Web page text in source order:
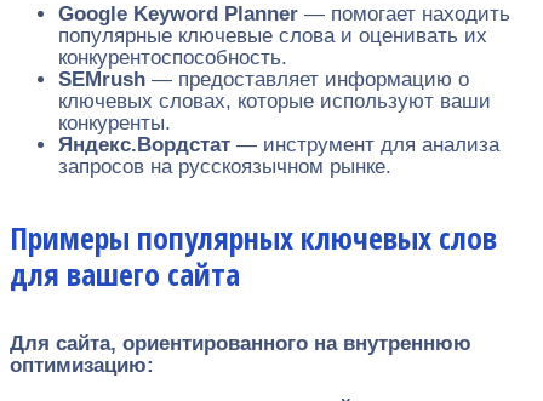
Google Keyword Planner — помогает находить
популярные ключевые слова и оценивать их
конкурентоспособность.
SEMrush — предоставляет информацию о
ключевых словах, которые используют ваши
конкуренты.
Яндекс.Вордстат — инструмент для анализа
запросов на русскоязычном рынке.
Примеры популярных ключевых слов
для вашего сайта
Для сайта, ориентированного на внутреннюю
оптимизацию: